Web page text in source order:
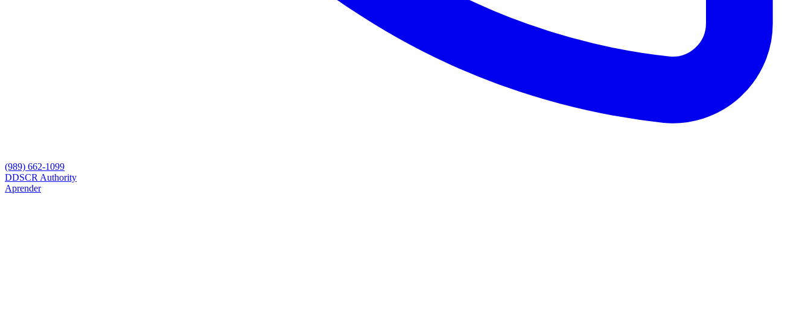
(989) 662-1099
DDSCR Authority
Aprender